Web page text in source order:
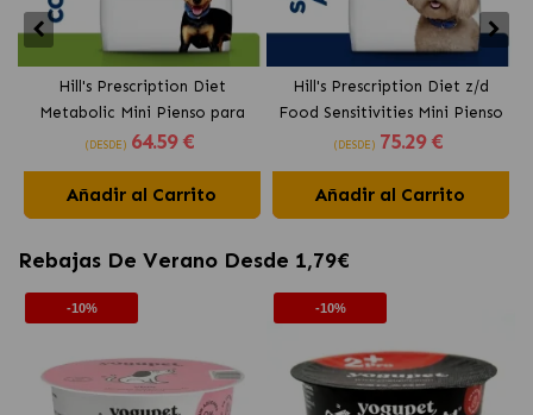
Hill's Prescription Diet
Metabolic Mini Pienso para
Perros Pequeños con Pollo
(DESDE) 64.59 €
Añadir al Carrito
Hill's Prescription Diet z/d
Food Sensitivities Mini Pienso
para Perros Pequeños Original
(DESDE) 75.29 €
Añadir al Carrito
Rebajas De Verano Desde 1,79€
-10% -10%